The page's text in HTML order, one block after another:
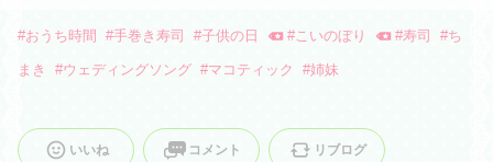
#おうち時間 #手巻き寿司 #子供の日 #こいのぼり #寿司 #ち
まき #ウェディングソング #マコティック #姉妹
いいね コメント リブログ